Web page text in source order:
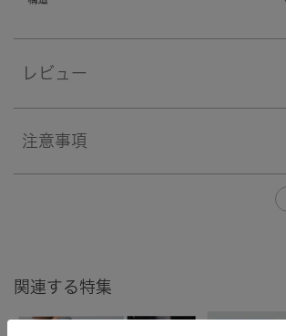
レビュー
注意事項
関連する特集